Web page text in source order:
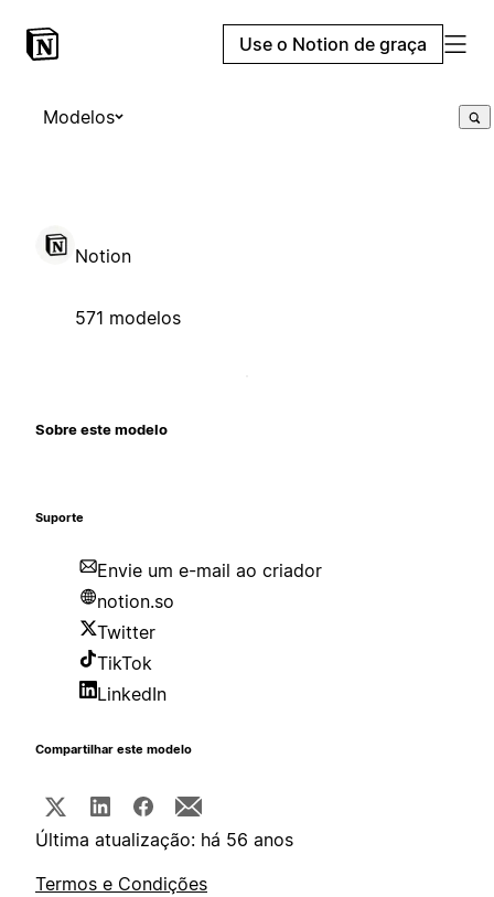
Use o Notion de graça
Modelos
Notion
571 modelos
Sobre este modelo
Suporte
Envie um e-mail ao criador
notion.so
Twitter
TikTok
LinkedIn
Compartilhar este modelo
Última atualização: há 56 anos
Termos e Condições